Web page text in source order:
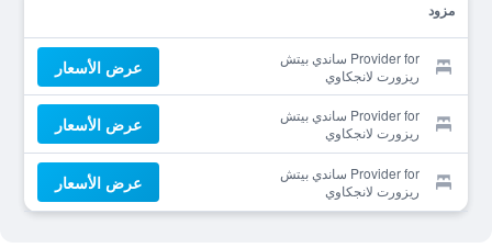
مزود
Provider for ساندي بيتش
ريزورت لانجكاوي
عرض الأسعار
Provider for ساندي بيتش
ريزورت لانجكاوي
عرض الأسعار
Provider for ساندي بيتش
ريزورت لانجكاوي
عرض الأسعار